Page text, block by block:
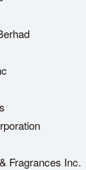
Fragrances Inc.